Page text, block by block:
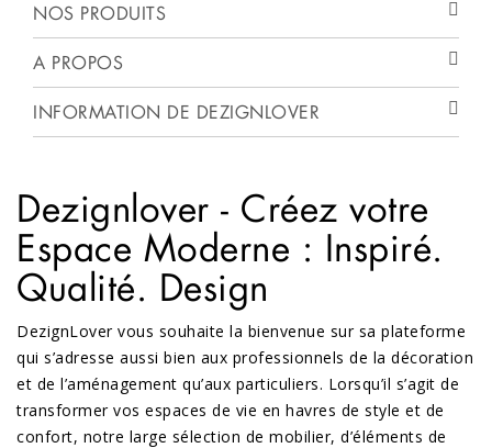
NOS PRODUITS
A PROPOS
INFORMATION DE DEZIGNLOVER
Dezignlover - Créez votre
Espace Moderne : Inspiré.
Qualité. Design
DezignLover vous souhaite la bienvenue sur sa plateforme
qui s’adresse aussi bien aux professionnels de la décoration
et de l’aménagement qu’aux particuliers. Lorsqu’il s’agit de
transformer vos espaces de vie en havres de style et de
confort, notre large sélection de mobilier, d’éléments de